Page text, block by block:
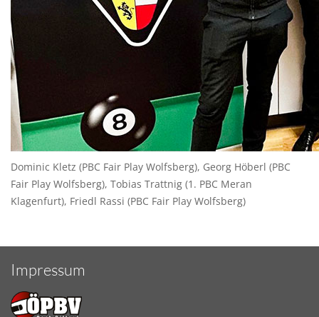
Dominic Kletz (PBC Fair Play Wolfsberg), Georg Höberl (PBC
Fair Play Wolfsberg), Tobias Trattnig (1. PBC Meran
Klagenfurt), Friedl Rassi (PBC Fair Play Wolfsberg)
Impressum